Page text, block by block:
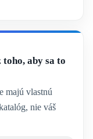
aby sa to
majú vlastnú
nie váš